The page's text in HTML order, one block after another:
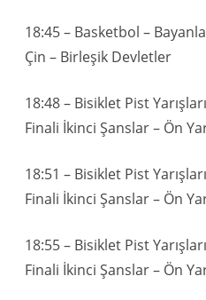
18:45 – Basketbol –
Çin – Birleşik Devletler
18:48 – Bisiklet Pist
Finali İkinci Şanslar – Ön
18:51 – Bisiklet Pist
Finali İkinci Şanslar – Ön
18:55 – Bisiklet Pist
Finali İkinci Şanslar – Ön